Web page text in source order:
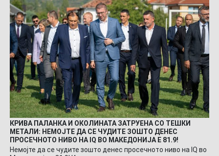
КРИВА ПАЛАНКА И ОКОЛИНАТА ЗАТРУЕНА СО ТЕШКИ
МЕТАЛИ: НЕМОЈТЕ ДА СЕ ЧУДИТЕ ЗОШТО ДЕНЕС
ПРОСЕЧНОТО НИВО НА IQ ВО МАКЕДОНИЈА Е 81.9!
Немојте да се чудите зошто денес просечното ниво на IQ во